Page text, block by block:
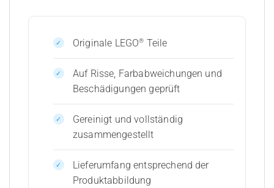
Originale LEGO® Teile
Auf Risse, Farbabweichungen und
Beschädigungen geprüft
Gereinigt und vollständig
zusammengestellt
Lieferumfang entsprechend der
Produktabbildung